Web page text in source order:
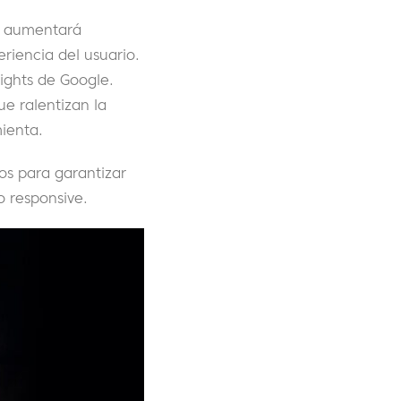
aumentará
del usuario.
de Google.
ralentizan la
para garantizar
responsive.